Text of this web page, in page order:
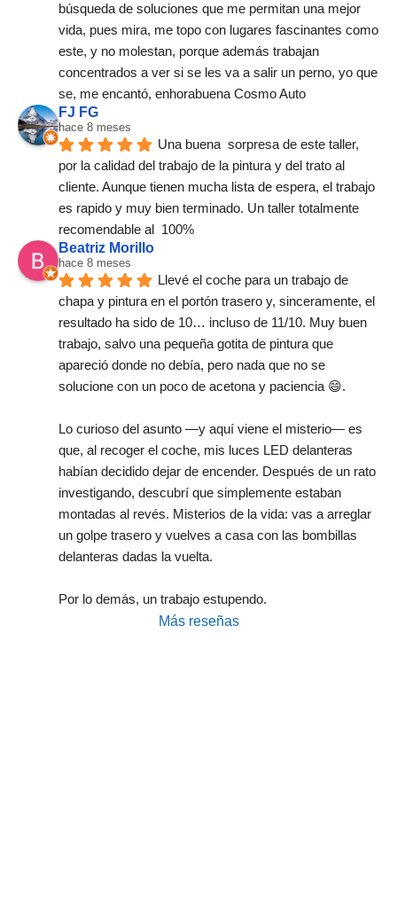
búsqueda de soluciones que me permitan una mejor
vida, pues mira, me topo con lugares fascinantes como
este, y no molestan, porque además trabajan
concentrados a ver si se les va a salir un perno, yo que
se, me encantó, enhorabuena Cosmo Auto
FJ FG
hace 8 meses
Una buena  sorpresa de este taller,
por la calidad del trabajo de la pintura y del trato al
cliente. Aunque tienen mucha lista de espera, el trabajo
es rapido y muy bien terminado. Un taller totalmente
recomendable al  100%
Beatriz Morillo
hace 8 meses
Llevé el coche para un trabajo de
chapa y pintura en el portón trasero y, sinceramente, el
resultado ha sido de 10… incluso de 11/10. Muy buen
trabajo, salvo una pequeña gotita de pintura que
apareció donde no debía, pero nada que no se
solucione con un poco de acetona y paciencia 😄.
Lo curioso del asunto —y aquí viene el misterio— es
que, al recoger el coche, mis luces LED delanteras
habían decidido dejar de encender. Después de un rato
investigando, descubrí que simplemente estaban
montadas al revés. Misterios de la vida: vas a arreglar
un golpe trasero y vuelves a casa con las bombillas
delanteras dadas la vuelta.
Por lo demás, un trabajo estupendo.
Más reseñas